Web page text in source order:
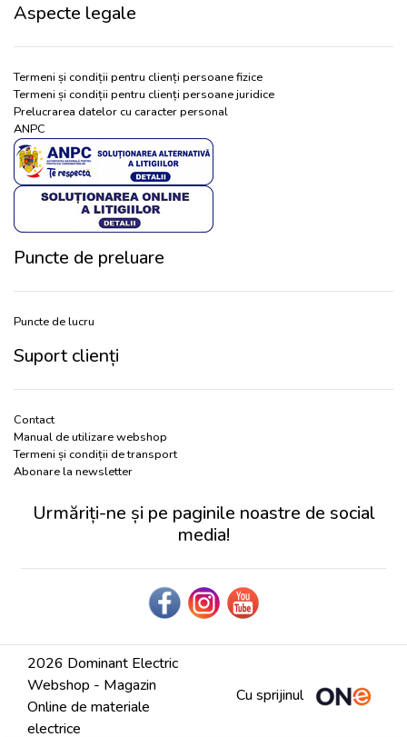
Aspecte legale
Termeni și condiții pentru clienți persoane fizice
Termeni și condiții pentru clienți persoane juridice
Prelucrarea datelor cu caracter personal
ANPC
Puncte de preluare
Puncte de lucru
Suport clienți
Contact
Manual de utilizare webshop
Termeni și condiții de transport
Abonare la newsletter
Urmăriți-ne și pe paginile noastre de social
media!
2026 Dominant Electric
Webshop - Magazin
Online de materiale
electrice
Cu sprijinul